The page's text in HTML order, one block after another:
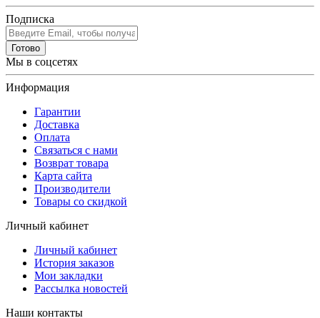
Подписка
Готово
Мы в соцсетях
Информация
Гарантии
Доставка
Оплата
Связаться с нами
Возврат товара
Карта сайта
Производители
Товары со скидкой
Личный кабинет
Личный кабинет
История заказов
Мои закладки
Рассылка новостей
Наши контакты